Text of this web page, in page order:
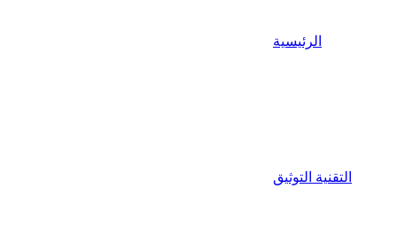
الرئيسية
التقنية التوثيق